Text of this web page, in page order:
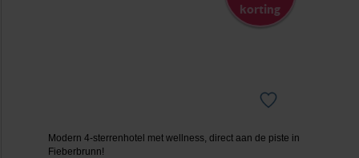
korting
Modern 4-sterrenhotel met wellness, direct aan de piste in
Fieberbrunn!